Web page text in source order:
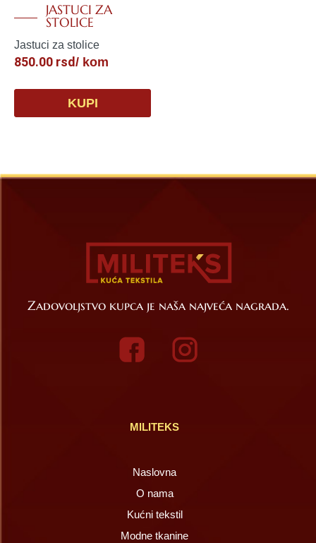
JASTUCI ZA
STOLICE
Jastuci za stolice
850.00 rsd / kom
KUPI
Zadovoljstvo kupca je naša najveća nagrada.
MILITEKS
Naslovna
O nama
Kućni tekstil
Modne tkanine